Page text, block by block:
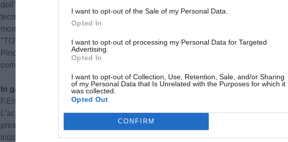
I want to opt-out of the Sale of my Personal Data.
Opted In
I want to opt-out of processing my Personal Data for Targeted
Advertising.
Opted In
I want to opt-out of Collection, Use, Retention, Sale, and/or Sharing
of my Personal Data that Is Unrelated with the Purposes for which it
was collected.
Opted Out
CONFIRM
dell’Istituto, prof.ssa Barbara Degl’Innocenti, dalla docente di materie
tecniche prof.ssa Luisella Giacomini e dai rappresentanti esterni del
mondo produttivo Carlotta Antichi, titolare dell’agenzia di comunicazione
"TOTTA" di Montespertoli ed ex allieva di questo istituto e Francesca
Pinochi, giornalista ed attuale assessora alla cultura, partecipazione e
comunicazione del Comune di Montaione.
In gara ben 17 istitutiprovenienti da diverse regioni; fuori concorso l’ISIS
F.Enriques parteciperà con la studentessa Luchini Sofia della classe 4 A.
L’accoglienza dei partecipanti si svolgerà martedì 28 aprile alle ore 16:30
presso il Centro Culturale CAMBIO di Castelfiorentino e la prova avrà
inizio mercoledì 29 per terminare nella mattinata del 30.